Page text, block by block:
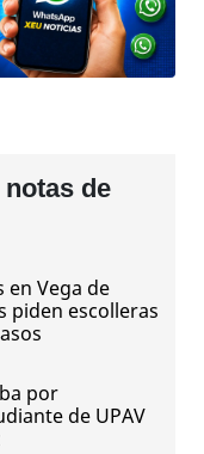
de
en Vega de
piden escolleras
por
de UPAV